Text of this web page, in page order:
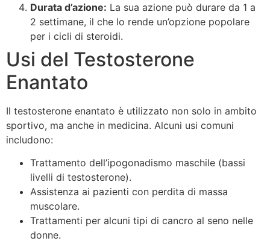
Durata d’azione: La sua azione può durare da 1 a
2 settimane, il che lo rende un’opzione popolare
per i cicli di steroidi.
Usi del Testosterone
Enantato
Il testosterone enantato è utilizzato non solo in ambito
sportivo, ma anche in medicina. Alcuni usi comuni
includono:
Trattamento dell’ipogonadismo maschile (bassi
livelli di testosterone).
Assistenza ai pazienti con perdita di massa
muscolare.
Trattamenti per alcuni tipi di cancro al seno nelle
donne.